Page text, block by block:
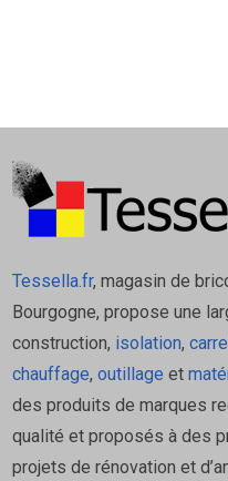
Tessella.fr, magasin de
Bourgogne, propose une
construction, isolation,
chauffage, outillage et
des produits de marques
qualité et proposés à des
projets de rénovation et